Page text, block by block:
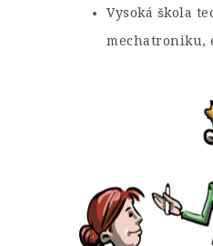
Vysoká škola
mechatroniku,